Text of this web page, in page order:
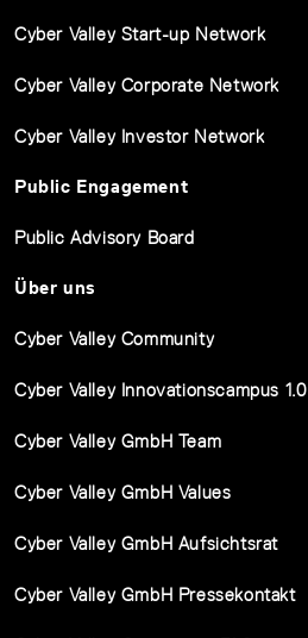
Cyber Valley Start-up Network
Cyber Valley Corporate Network
Cyber Valley Investor Network
Public Engagement
Public Advisory Board
Über uns
Cyber Valley Community
Cyber Valley Innovationscampus 1.0
Cyber Valley GmbH Team
Cyber Valley GmbH Values
Cyber Valley GmbH Aufsichtsrat
Cyber Valley GmbH Pressekontakt